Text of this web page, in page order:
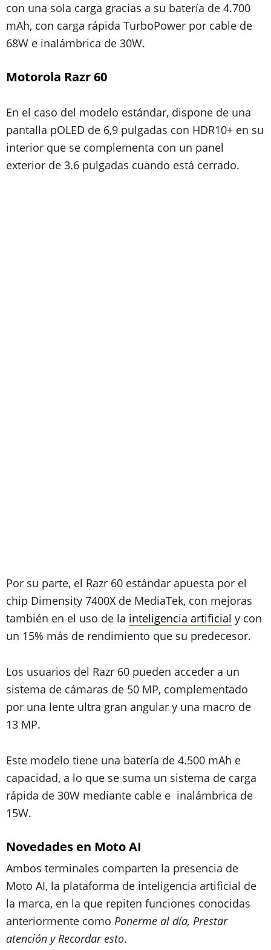
con una sola carga gracias a su batería de 4.700
mAh, con carga rápida TurboPower por cable de
68W e inalámbrica de 30W.
Motorola Razr 60
En el caso del modelo estándar, dispone de una
pantalla pOLED de 6,9 pulgadas con HDR10+ en su
interior que se complementa con un panel
exterior de 3.6 pulgadas cuando está cerrado.
Por su parte, el Razr 60 estándar apuesta por el
chip Dimensity 7400X de MediaTek, con mejoras
también en el uso de la inteligencia artificial y con
un 15% más de rendimiento que su predecesor.
Los usuarios del Razr 60 pueden acceder a un
sistema de cámaras de 50 MP, complementado
por una lente ultra gran angular y una macro de
13 MP.
Este modelo tiene una batería de 4.500 mAh e
capacidad, a lo que se suma un sistema de carga
rápida de 30W mediante cable e inalámbrica de
15W.
Novedades en Moto AI
Ambos terminales comparten la presencia de
Moto AI, la plataforma de inteligencia artificial de
la marca, en la que repiten funciones conocidas
anteriormente como Ponerme al día, Prestar
atención y Recordar esto.